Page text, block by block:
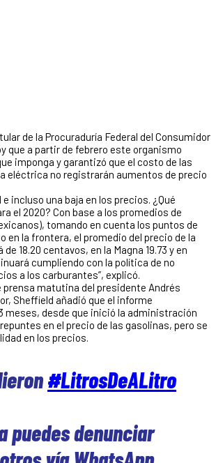
de la Procuraduría Federal del Consumidor
que a partir de febrero este organismo
imponga y garantizó que el costo de las
eléctrica no registrarán aumentos de precio
incluso una baja en los precios. ¿Qué
el 2020? Con base a los promedios de
tomando en cuenta los puntos de
en la frontera, el promedio del precio de la
18.20 centavos, en la Magna 19.73 y en
cumpliendo con la política de no
a los carburantes”, explicó.
prensa matutina del presidente Andrés
Sheffield añadió que el informe
meses, desde que inició la administración
en el precio de las gasolinas, pero se
en los precios.
#LitrosDeALitro
puedes denunciar